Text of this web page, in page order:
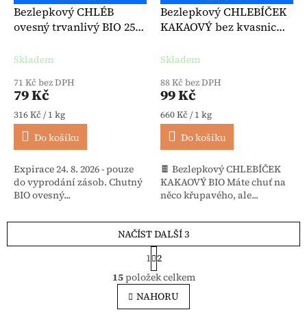
Bezlepkový CHLÉB
ovesný trvanlivý BIO 250
Skladem
71 Kč bez DPH
79 Kč
Měrná cena:
316 Kč / 1 kg
Do košíku
Expirace 24. 8. 2026 - pouze
do vyprodání zásob. Chutný
BIO ovesný...
Bezlepkový CHLEBÍČEK
KAKAOVÝ bez kvasnic
- Le Pain Des Fleurs
Skladem
88 Kč bez DPH
99 Kč
Měrná cena:
660 Kč / 1 kg
Do košíku
🍫 Bezlepkový CHLEBÍČEK
KAKAOVÝ BIO Máte chuť na
něco křupavého, ale...
Ovládací prvky výpisu
NAČÍST DALŠÍ 3
Stránkování
1 2
15položek celkem
NAHORU